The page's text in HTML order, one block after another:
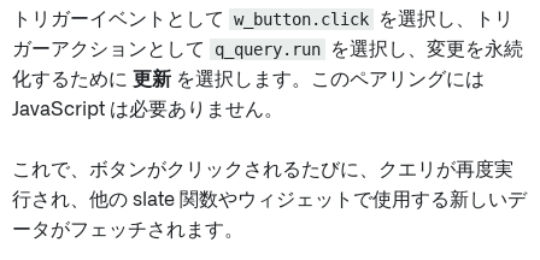
トリガーイベントとして w_button.click
を選択し、トリ
ガーアクションとして
q_query.run
を選択し、変更を永続
化するために 更新 を選択します。このペアリングには
JavaScript は必要ありません。
これで、ボタンがクリックされるたびに、クエリが再度実
行され、他の slate 関数やウィジェットで使用する新しいデ
ータがフェッチされます。